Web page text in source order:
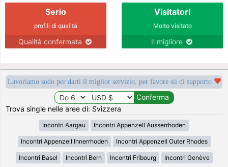
Serio
profili di qualità
Qualità confermata
Visitatori
Molto visitato
Il migliore
Lavoriamo sodo per darti il miglior servizio, per favore sii di supporto
Trova single nelle aree di: Svizzera
Incontri Aargau Incontri Appenzell Ausserrhoden
Incontri Appenzell Innerrhoden Incontri Appenzell Outer Rhodes
Incontri Basel Incontri Bern Incontri Fribourg Incontri Genève